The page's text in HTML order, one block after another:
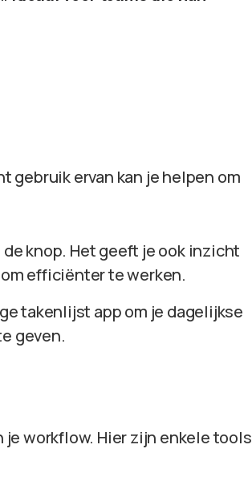
gebruik ervan kan je helpen om
knop. Het geeft je ook inzicht
efficiënter te werken.
takenlijst app om je dagelijkse
geven.
workflow. Hier zijn enkele tools